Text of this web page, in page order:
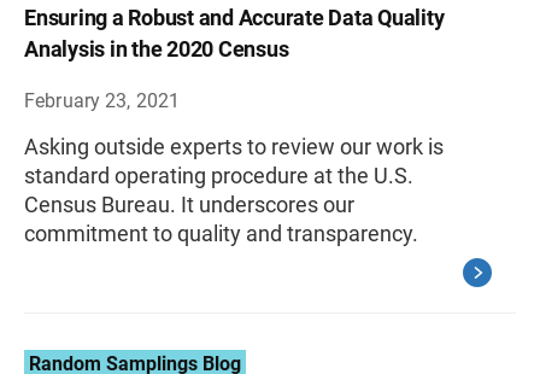
Ensuring a Robust and Accurate Data Quality
Analysis in the 2020 Census
February 23, 2021
Asking outside experts to review our work is
standard operating procedure at the U.S.
Census Bureau. It underscores our
commitment to quality and transparency.
Random Samplings Blog